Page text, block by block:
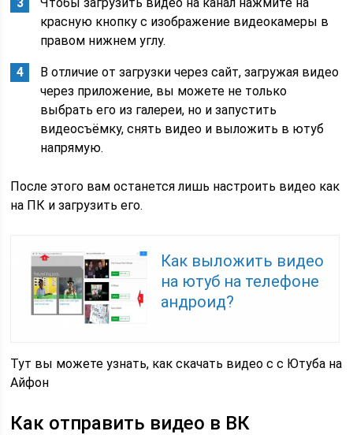
красную кнопку с изображение видеокамеры в
правом нижнем углу.
В отличие от загрузки через сайт, загружая видео
через приложение, вы можете не только
выбрать его из галереи, но и запустить
видеосъёмку, снять видео и выложить в ютуб
напрямую.
После этого вам останется лишь настроить видео как
на ПК и загрузить его.
Как выложить видео
на ютуб на телефоне
андроид?
Тут вы можете узнать, как скачать видео с с Ютуба на
Айфон
Как отправить видео в ВК